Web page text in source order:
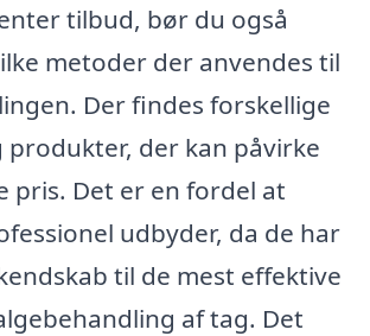
tilbud, bør du også
metoder der anvendes til
Der findes forskellige
der kan påvirke
pris. Det er en fordel at
udbyder, da de har
til de mest effektive
af tag. Det